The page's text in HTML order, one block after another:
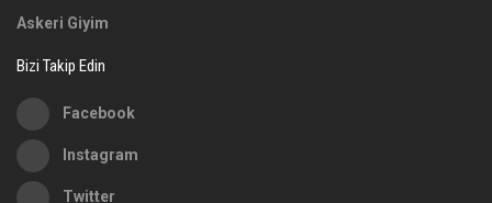
Askeri Giyim
Bizi Takip Edin
Facebook
Instagram
Twitter